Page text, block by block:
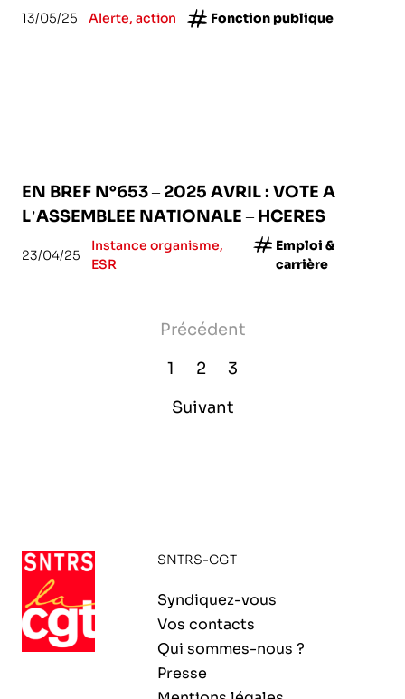
13/05/25 Alerte, action Fonction publique
EN BREF N°653 – 2025 AVRIL : VOTE A
L’ASSEMBLEE NATIONALE – HCERES
23/04/25
Instance organisme,
ESR
Emploi &
carrière
Précédent
1
2
3
Suivant
SNTRS-CGT
Syndiquez-vous
Vos contacts
Qui sommes-nous ?
Presse